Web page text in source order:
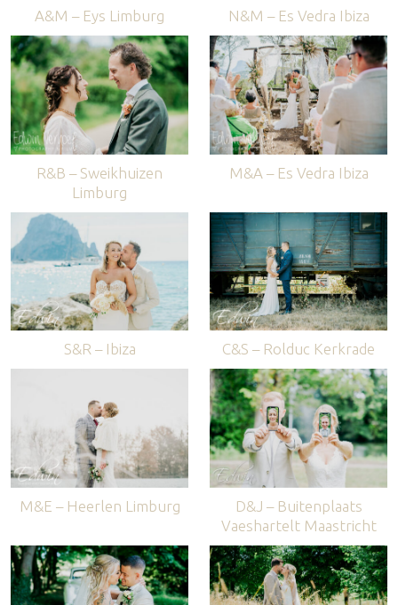
A&M – Eys Limburg N&M – Es Vedra Ibiza
R&B – Sweikhuizen
Limburg
M&A – Es Vedra Ibiza
S&R – Ibiza C&S – Rolduc Kerkrade
M&E – Heerlen Limburg
D&J – Buitenplaats
Vaeshartelt Maastricht